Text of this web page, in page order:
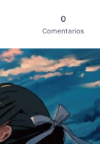
0
Comentarios